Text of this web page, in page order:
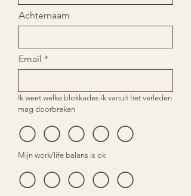
Achternaam
Email
Ik weet welke blokkades ik vanuit het verleden
mag doorbreken
Mijn work/life balans is ok